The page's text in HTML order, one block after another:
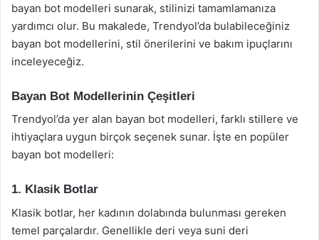
bayan bot modelleri sunarak, stilinizi tamamlamanıza
yardımcı olur. Bu makalede, Trendyol’da bulabileceğiniz
bayan bot modellerini, stil önerilerini ve bakım ipuçlarını
inceleyeceğiz.
Bayan Bot Modellerinin Çeşitleri
Trendyol’da yer alan bayan bot modelleri, farklı stillere ve
ihtiyaçlara uygun birçok seçenek sunar. İşte en popüler
bayan bot modelleri:
1. Klasik Botlar
Klasik botlar, her kadının dolabında bulunması gereken
temel parçalardır. Genellikle deri veya suni deri